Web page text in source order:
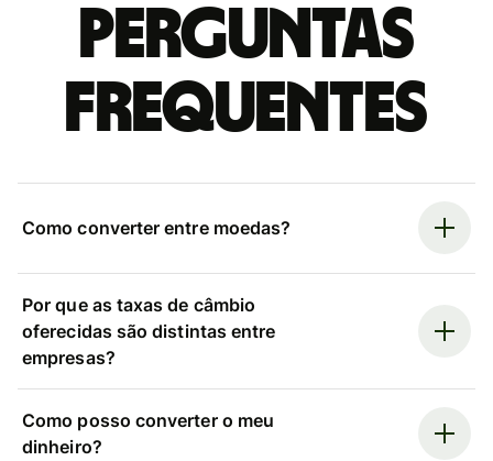
Perguntas
frequentes
Como converter entre moedas?
Por que as taxas de câmbio
oferecidas são distintas entre
empresas?
Como posso converter o meu
dinheiro?